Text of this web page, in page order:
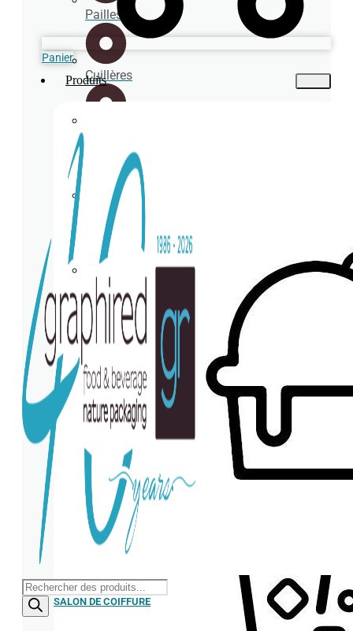
Pailles
Cuillères
gobelets
Sous-
verres
Serviette
Panier
Produits
SALON DE COIFFURE
Recherche
de
produits